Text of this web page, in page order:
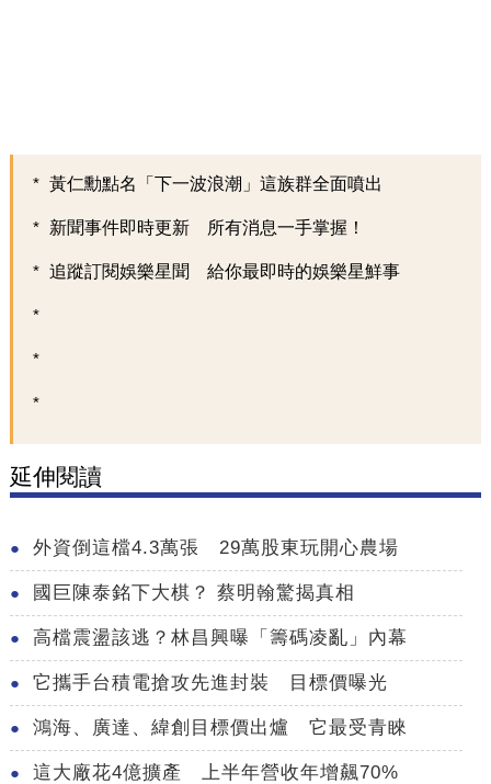
黃仁勳點名「下一波浪潮」這族群全面噴出
新聞事件即時更新 所有消息一手掌握！
追蹤訂閱娛樂星聞 給你最即時的娛樂星鮮事
延伸閱讀
外資倒這檔4.3萬張 29萬股東玩開心農場
國巨陳泰銘下大棋？ 蔡明翰驚揭真相
高檔震盪該逃？林昌興曝「籌碼凌亂」內幕
它攜手台積電搶攻先進封裝 目標價曝光
鴻海、廣達、緯創目標價出爐 它最受青睞
這大廠花4億擴產 上半年營收年增飆70%